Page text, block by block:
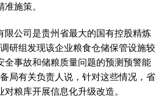
施策。
限公司是贵州省最大的国有控股精炼
研组发现该企业粮食仓储保管设施较
全事故和储粮质量问题的预测预警能
局有关负责人说，针对这些情况，省
粮库开展信息化升级改造。